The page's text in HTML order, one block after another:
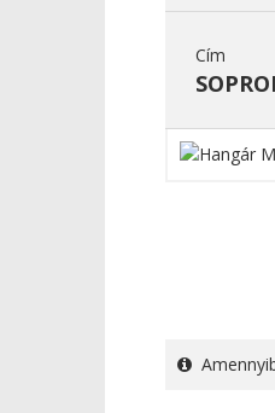
Cím